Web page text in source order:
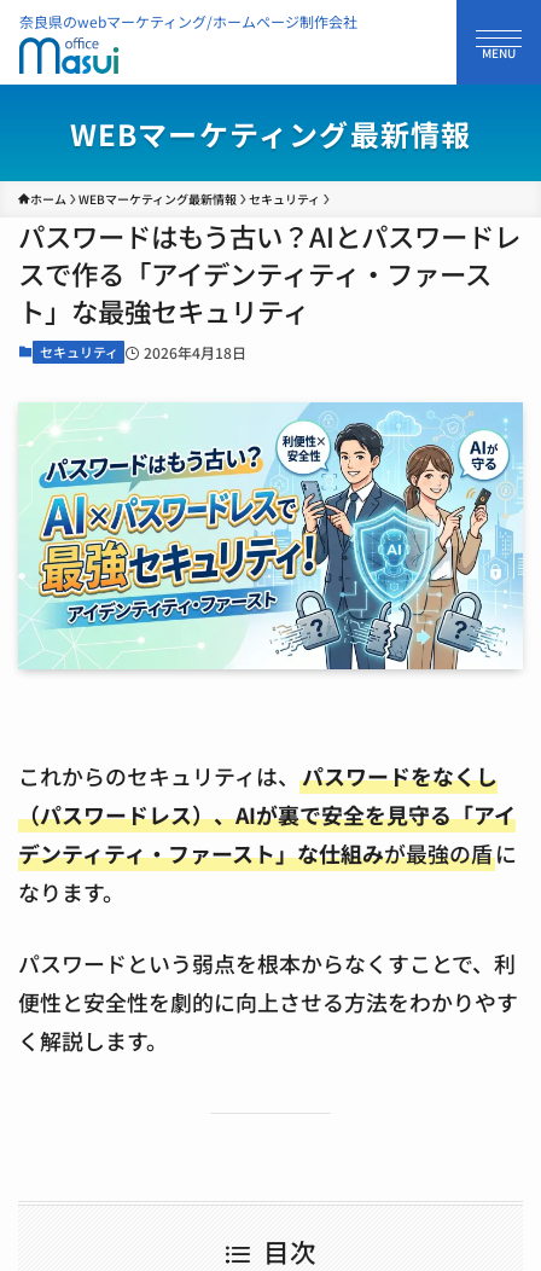
奈良県のwebマーケティング/ホームページ制作会社
WEBマーケティング最新情報
ホーム WEBマーケティング最新情報 セキュリティ
パスワードはもう古い？AIとパスワードレ
スで作る「アイデンティティ・ファース
ト」な最強セキュリティ
セキュリティ 2026年4月18日
これからのセキュリティは、 パスワードをなくし
（パスワードレス）、AIが裏で安全を見守る「アイ
デンティティ・ファースト」な仕組みが最強の盾に
なります。
パスワードという弱点を根本からなくすことで、利
便性と安全性を劇的に向上させる方法をわかりやす
く解説します。
目次